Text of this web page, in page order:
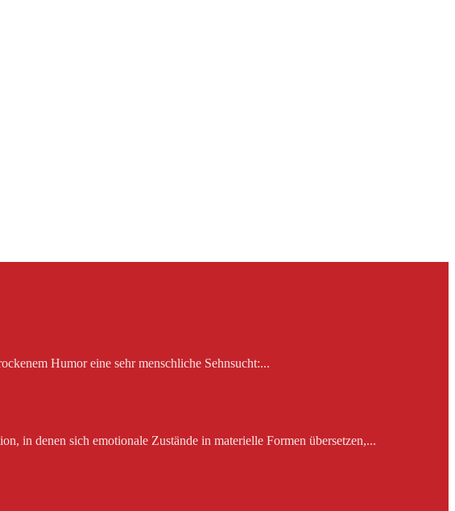
Humor eine sehr menschliche Sehnsucht:...
in denen sich emotionale Zustände in materielle Formen übersetzen,...